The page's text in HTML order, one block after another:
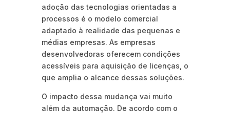
adoção das tecnologias orientadas a
processos é o modelo comercial
adaptado à realidade das pequenas e
médias empresas. As empresas
desenvolvedoras oferecem condições
acessíveis para aquisição de licenças, o
que amplia o alcance dessas soluções.
O impacto dessa mudança vai muito
além da automação. De acordo com o